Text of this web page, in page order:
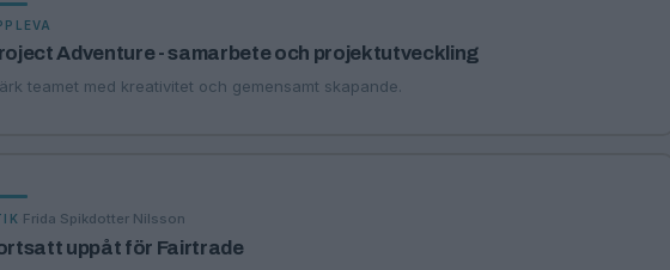
Adventure - samarbete och projektutveckling
teamet med kreativitet och gemensamt skapande.
Frida Spikdotter Nilsson
uppåt för Fairtrade